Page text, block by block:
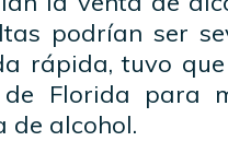
podrían ser
rápida, tuvo
Florida para
de alcohol.